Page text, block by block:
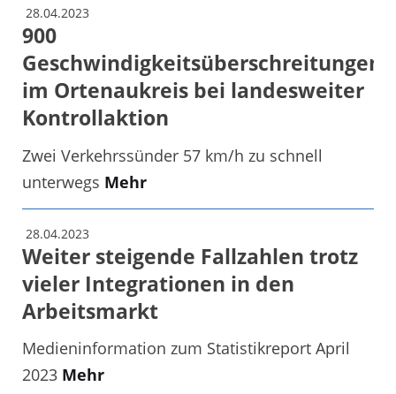
28.04.2023
900
Geschwindigkeitsüberschreitungen
im Ortenaukreis bei landesweiter
Kontrollaktion
Zwei Verkehrssünder 57 km/h zu schnell
unterwegs Mehr
28.04.2023
Weiter steigende Fallzahlen trotz
vieler Integrationen in den
Arbeitsmarkt
Medieninformation zum Statistikreport April
2023 Mehr